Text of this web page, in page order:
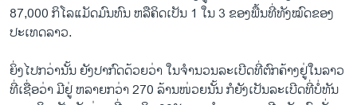
87,000 ກິ​ໂລ​ແມັດ​ມົນທົນ ຫລືຄິດ​ເປັນ 1 ​ໃນ 3 ຂອງ​ພື້ນ​ທີ່​ທັງ​ໝົດ​ຂອງ​
ປະ​ເທດ​ລາວ.
ຍິ່ງ​ໄປກວ່າ​ນັ້ນ ຍັງ​ປາກົດ​ດ້ວຍ​ວ່າ​ ໃນ​ຈໍານວນ​ລະ​ເບີດ​ທີ່​ຕົກ​ຄ້າງ​ຢູ່​ໃນ​ລາວ​
ທີ່​ເຊື່ອ​ວ່າ ​ມີ​ຢູ່ ​ຫລາຍ​ກວ່າ 270 ລ້ານໜ່ວຍ​ນັ້ນ​ ກໍ​ຍັງ​ເປັນ​ລະ​ເບີດ​ທີ່​ບໍ່​ທັນ​